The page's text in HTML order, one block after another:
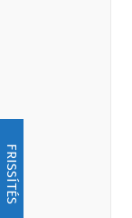
FRISSÍTÉS